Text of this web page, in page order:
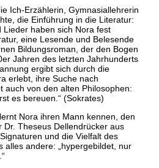
Ich-Erzählerin, Gymnasiallehrerin
die Einführung in die Literatur:
haben sich Nora fest
eine Lesende und Belesende
Bildungsroman, der den Bogen
Jahren des letzten Jahrhunderts
ergibt sich durch die
erlebt, ihre Suche nach
auch von den alten Philosophen:
es bereuen.“ (Sokrates)
Nora ihren Mann kennen, den
Dr. Theseus Dellendrücker aus
und die Vielfalt des
alles andere: „hypergebildet, nur